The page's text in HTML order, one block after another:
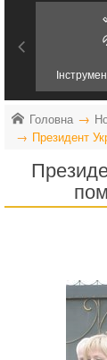
Головна
Президент